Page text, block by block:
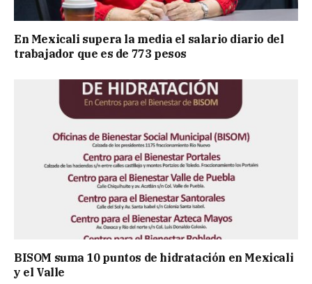
En Mexicali supera la media el salario diario del
trabajador que es de 773 pesos
BISOM suma 10 puntos de hidratación en Mexicali
y el Valle